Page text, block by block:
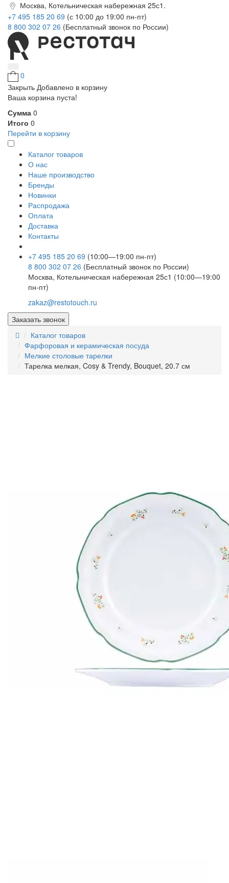
Москва, Котельническая набережная 25с1.
+7 495 185 20 69 (с 10:00 до 19:00 пн-пт)
8 800 302 07 26 (Бесплатный звонок по России)
0
Закрыть Добавлено в корзину
Ваша корзина пуста!
Сумма 0
Итого 0
Перейти в корзину
Каталог товаров
О нас
Наше производство
Бренды
Новинки
Распродажа
Оплата
Доставка
Контакты
+7 495 185 20 69 (10:00—19:00 пн-пт)
8 800 302 07 26 (Бесплатный звонок по России)
Москва, Котельническая набережная 25с1 (10:00—19:00
пн-пт)
zakaz@restotouch.ru
Заказать звонок
Каталог товаров
Фарфоровая и керамическая посуда
Мелкие столовые тарелки
Тарелка мелкая, Cosy & Trendy, Bouquet, 20.7 см